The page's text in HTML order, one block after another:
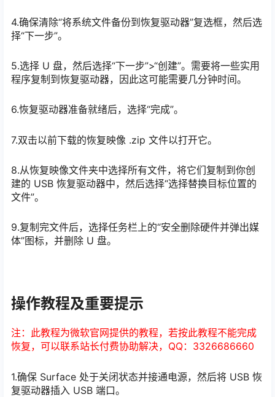
4.确保清除“将系统文件备份到恢复驱动器”复选框，然后选
择“下一步”。
5.选择 U 盘，然后选择“下一步”>“创建”。需要将一些实用
程序复制到恢复驱动器，因此这可能需要几分钟时间。
6.恢复驱动器准备就绪后，选择“完成”。
7.双击以前下载的恢复映像 .zip 文件以打开它。
8.从恢复映像文件夹中选择所有文件，将它们复制到你创
建的 USB 恢复驱动器中，然后选择“选择替换目标位置的
文件”。
9.复制完文件后，选择任务栏上的“安全删除硬件并弹出媒
体”图标，并删除 U 盘。
操作教程及重要提示
注：此教程为微软官网提供的教程，若按此教程不能完成
恢复，可以联系站长付费协助解决，QQ：3326686660
1.确保 Surface 处于关闭状态并接通电源，然后将 USB 恢
复驱动器插入 USB 端口。